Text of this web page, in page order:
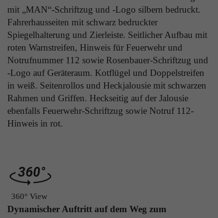
mit „MAN“-Schriftzug und -Logo silbern bedruckt.
Fahrerhausseiten mit schwarz bedruckter
Spiegelhalterung und Zierleiste. Seitlicher Aufbau mit
roten Warnstreifen, Hinweis für Feuerwehr und
Notrufnummer 112 sowie Rosenbauer-Schriftzug und
-Logo auf Geräteraum. Kotflügel und Doppelstreifen
in weiß. Seitenrollos und Heckjalousie mit schwarzen
Rahmen und Griffen. Heckseitig auf der Jalousie
ebenfalls Feuerwehr-Schriftzug sowie Notruf 112-
Hinweis in rot.
360° View
Dynamischer Auftritt auf dem Weg zum
die Benutzer-ID als verschlüsselten Wert (sog.
"hash-Wert") zum entsprechenden
Datenbankeintrag des Nutzers.
Name PHPSESSID
TYPO3
Laufzeit Ende der Sitzung
Anbieter TYPO3
Laufzeit 1 Tag
Zweck Aktiviert die Anzeige von Bannern
Name _ga
Anbieter Google Analytics
Laufzeit 1 Jahr
Enthält eine zufallsgenerierte User-ID. Anhand
Name _gid